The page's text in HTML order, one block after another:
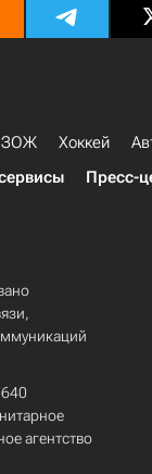
ЗОЖ Хоккей
Пресс-
агентство